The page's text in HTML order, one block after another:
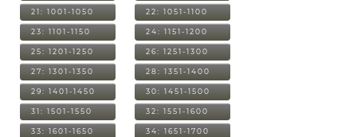
21: 1001-1050 22: 1051-1100
23: 1101-1150 24: 1151-1200
25: 1201-1250 26: 1251-1300
27: 1301-1350 28: 1351-1400
29: 1401-1450 30: 1451-1500
31: 1501-1550 32: 1551-1600
33: 1601-1650 34: 1651-1700